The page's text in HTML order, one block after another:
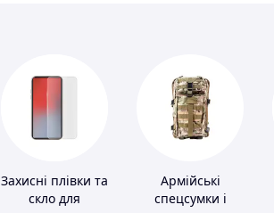
Захисні плівки та
скло для
Армійські
спецсумки і